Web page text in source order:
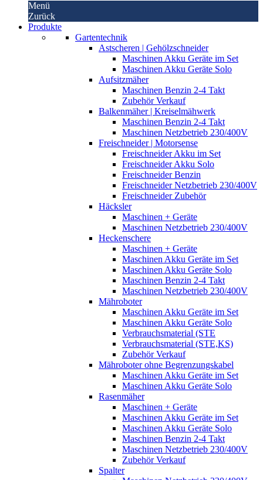
Menü
Zurück
Produkte
Gartentechnik
Astscheren | Gehölzschneider
Maschinen Akku Geräte im Set
Maschinen Akku Geräte Solo
Aufsitzmäher
Maschinen Benzin 2-4 Takt
Zubehör Verkauf
Balkenmäher | Kreiselmähwerk
Maschinen Benzin 2-4 Takt
Maschinen Netzbetrieb 230/400V
Freischneider | Motorsense
Freischneider Akku im Set
Freischneider Akku Solo
Freischneider Benzin
Freischneider Netzbetrieb 230/400V
Freischneider Zubehör
Häcksler
Maschinen + Geräte
Maschinen Netzbetrieb 230/400V
Heckenschere
Maschinen + Geräte
Maschinen Akku Geräte im Set
Maschinen Akku Geräte Solo
Maschinen Benzin 2-4 Takt
Maschinen Netzbetrieb 230/400V
Mähroboter
Maschinen Akku Geräte im Set
Maschinen Akku Geräte Solo
Verbrauchsmaterial (STE
Verbrauchsmaterial (STE,KS)
Zubehör Verkauf
Mähroboter ohne Begrenzungskabel
Maschinen Akku Geräte im Set
Maschinen Akku Geräte Solo
Rasenmäher
Maschinen + Geräte
Maschinen Akku Geräte im Set
Maschinen Akku Geräte Solo
Maschinen Benzin 2-4 Takt
Maschinen Netzbetrieb 230/400V
Zubehör Verkauf
Spalter